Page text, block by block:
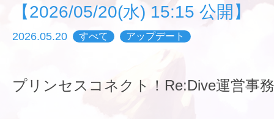
【2026/05/20(水) 15:15 公開】
2026.05.20 すべて アップデート
プリンセスコネクト！Re:Dive運営事